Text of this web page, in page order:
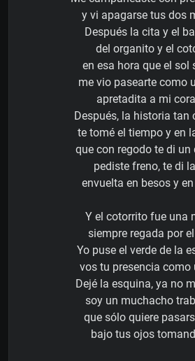
y vi apagarse tus dos
Después la cita y el
del organito y el
en esa hora que el sol
me vio pasearte como
apretadita a mi
Después, la historia tan
te tomé el tiempo y en
que con regodo te di
pediste freno, te di
envuelta en besos y
Y el cotorrito fue una
siempre regada por
Yo puse el verde de la
vos tu presencia como
Dejé la esquina, ya no
soy un muchacho
que sólo quiere
bajo tus ojos